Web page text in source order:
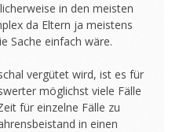
in den meisten
da Eltern ja meistens
Sache einfach wäre.
vergütet wird, ist es für
möglichst viele Fälle
für einzelne Fälle zu
in einen